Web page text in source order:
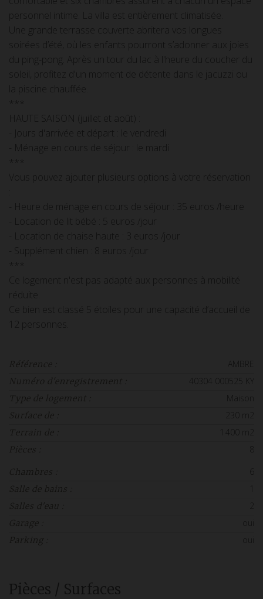
personnel intime. La villa est entièrement climatisée.
Une grande terrasse couverte abritera vos longues
soirées d’été, où les enfants pourront s’adonner aux joies
du ping-pong. Après un tour du lac à l'heure du coucher du
soleil, profitez d'un moment de détente dans le jacuzzi ou
***
HAUTE SAISON (juillet et août) :
- Jours d'arrivée et départ : le vendredi
- Ménage en cours de séjour : le mardi
***
Vous pouvez ajouter plusieurs options à votre réservation
- Heure de ménage en cours de séjour : 35 euros /heure
- Location de lit bébé : 5 euros /jour
- Location de chaise haute : 3 euros /jour
- Supplément chien : 8 euros /jour
***
Ce logement n'est pas adapté aux personnes à mobilité
réduite.
Ce bien est classé 5 étoiles pour une capacité d’accueil de
Référence : AMBRE
Numéro d'enregistrement : 40304 000525 KY
Type de logement :
Surface de : 230 m2
Terrain de : 1 400 m2
Pièces :
Chambres :
Salle de bains :
Salles d'eau :
Garage :
Parking :
Pièces / Surfaces